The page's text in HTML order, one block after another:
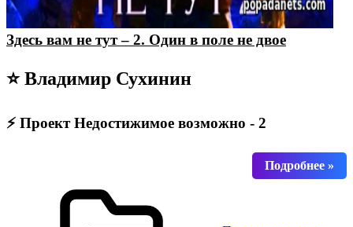
Здесь вам не тут – 2. Один в поле не двое
⭐ Владимир Сухинин
⚡ Проект Недостижимое возможно - 2